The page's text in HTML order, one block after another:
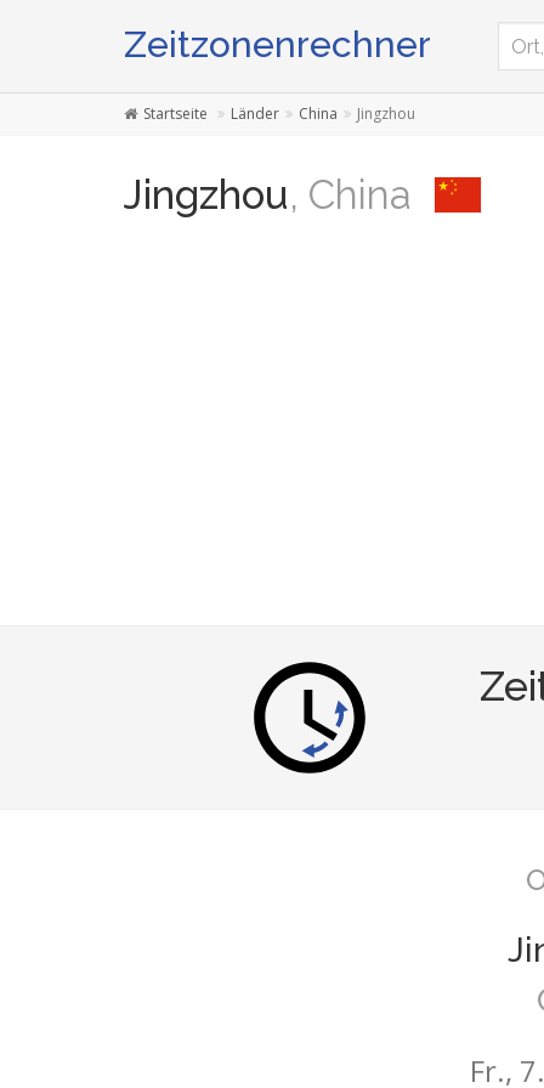
Zeitzonenrechner
Startseite Länder China Jingzhou
Jingzhou, China
Fr.,